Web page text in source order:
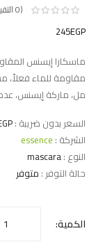
(0 التقييمات)
245EGP
ماسكارا إيسنس
مل، ماركة إيسنس، عدد
السعر بدون ضريبة :
الشركة : essence
النوع :mascara
حالة التوفر : متوفر
الكمية: